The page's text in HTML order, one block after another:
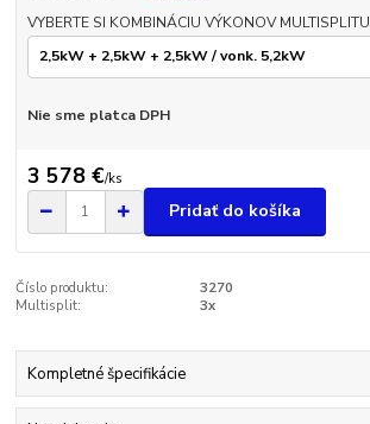
VYBERTE SI KOMBINÁCIU VÝKONOV MULTISPLITU
Nie sme platca DPH
3 578 €/ks
Pridať do košíka
Číslo produktu:
3270
Multisplit:
3x
Kompletné špecifikácie